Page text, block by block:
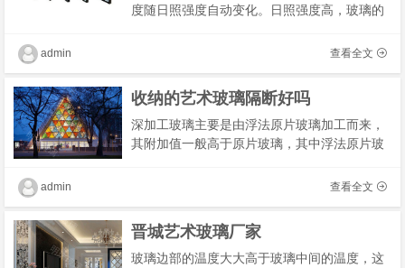
度随日照强度自动变化。日照强度高，玻璃的
面积大，采光好、视线通透等优点。市面上的
查看全文
admin
收纳的艺术玻璃隔断好吗
深加工玻璃主要是由浮法原片玻璃加工而来，
其附加值一般高于原片玻璃，其中浮法原片玻
较为透明，行业内出厂价格差异较小，不同公
查看全文
admin
晋城艺术玻璃厂家
玻璃边部的温度大大高于玻璃中间的温度，这